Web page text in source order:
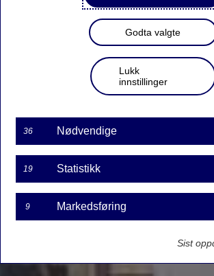
Godta valgte
Lukk
innstillinger
36 Nødvendige
19 Statistikk
9 Markedsføring
Sist